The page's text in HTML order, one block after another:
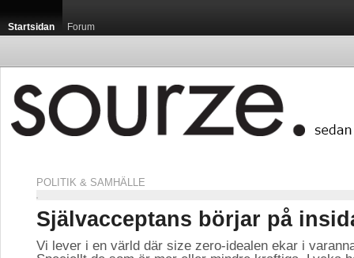
Startsidan Forum
POLITIK & SAMHÄLLE
Självacceptans börjar på
Vi lever i en värld där size zero-idealen ekar i